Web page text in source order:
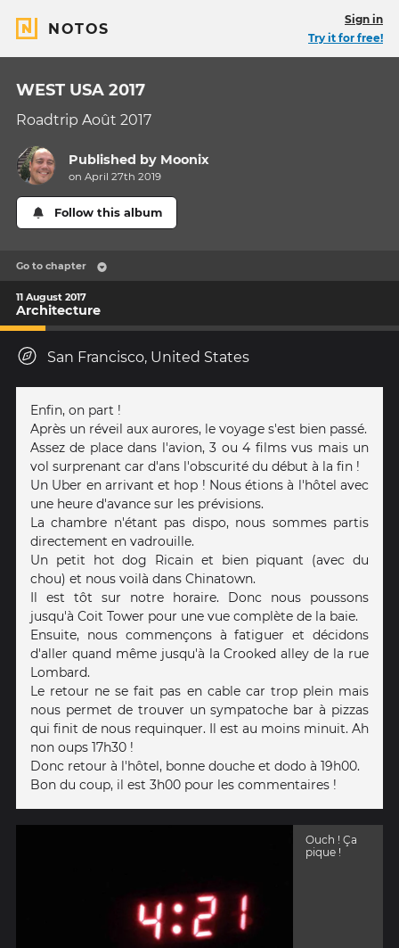
NOTOS
Sign in
Try it for free!
WEST USA 2017
Roadtrip Août 2017
Published by Moonix
on April 27th 2019
Follow this album
Go to chapter
11 August 2017
Architecture
San Francisco, United States
Enfin, on part !
Après un réveil aux aurores, le voyage s'est bien passé.
Assez de place dans l'avion, 3 ou 4 films vus mais un
vol surprenant car d'ans l'obscurité du début à la fin !
Un Uber en arrivant et hop ! Nous étions à l'hôtel avec
une heure d'avance sur les prévisions.
La chambre n'étant pas dispo, nous sommes partis
directement en vadrouille.
Un petit hot dog Ricain et bien piquant (avec du
chou) et nous voilà dans Chinatown.
Il est tôt sur notre horaire. Donc nous poussons
jusqu'à Coit Tower pour une vue complète de la baie.
Ensuite, nous commençons à fatiguer et décidons
d'aller quand même jusqu'à la Crooked alley de la rue
Lombard.
Le retour ne se fait pas en cable car trop plein mais
nous permet de trouver un sympatoche bar à pizzas
qui finit de nous requinquer. Il est au moins minuit. Ah
non oups 17h30 !
Donc retour à l'hôtel, bonne douche et dodo à 19h00.
Bon du coup, il est 3h00 pour les commentaires !
Ouch ! Ça
pique !